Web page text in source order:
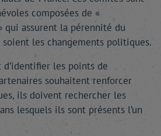
composées de «
qui assurent la pérennité du
les changements politiques.
les points de
souhaitent renforcer
ils doivent rechercher les
lesquels ils sont présents l’un